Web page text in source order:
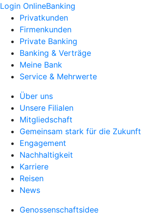
Login OnlineBanking
Privatkunden
Firmenkunden
Private Banking
Banking & Verträge
Meine Bank
Service & Mehrwerte
Über uns
Unsere Filialen
Mitgliedschaft
Gemeinsam stark für die Zukunft
Engagement
Nachhaltigkeit
Karriere
Reisen
News
Genossenschaftsidee